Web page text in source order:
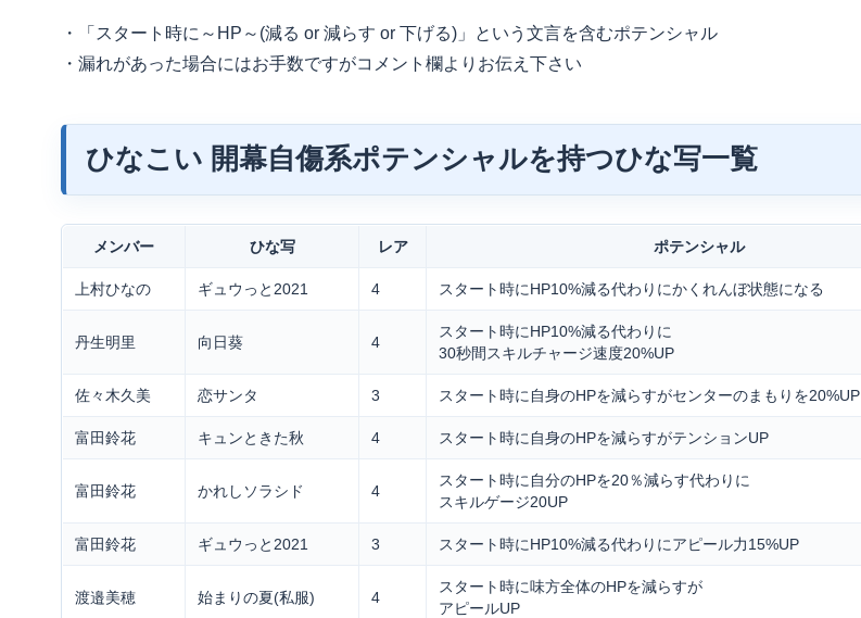
・「スタート時に～HP～(減る or 減らす or 下げる)」という文言を含むポテンシャル
・漏れがあった場合にはお手数ですがコメント欄よりお伝え下さい
ひなこい 開幕自傷系ポテンシャルを持つひな写一覧
メンバー ひな写 レア ポテンシャル
上村ひなの ギュウっと2021 4 スタート時にHP10%減る代わりにかくれんぼ状態になる
丹生明里 向日葵 4
スタート時にHP10%減る代わりに
30秒間スキルチャージ速度20%UP
佐々木久美 恋サンタ 3 スタート時に自身のHPを減らすがセンターのまもりを20%UP
富田鈴花 キュンときた秋 4 スタート時に自身のHPを減らすがテンションUP
富田鈴花 かれしソラシド 4
スタート時に自分のHPを20％減らす代わりに
スキルゲージ20UP
富田鈴花 ギュウっと2021 3 スタート時にHP10%減る代わりにアピール力15%UP
渡邉美穂 始まりの夏(私服) 4
スタート時に味方全体のHPを減らすが
アピールUP